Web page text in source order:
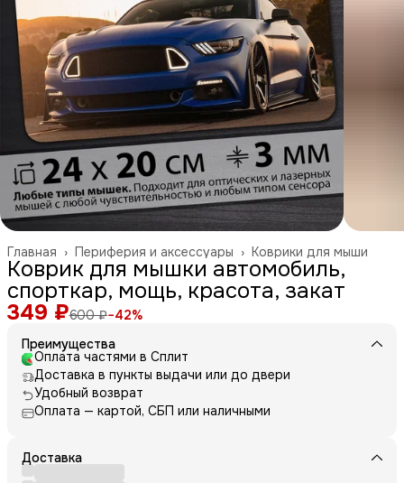
Коврики для мыши
Периферия и аксессуары ›
Главная ›
Коврик для мышки автомобиль,
спорткар, мощь, красота, закат
349 ₽600 ₽−42%
Преимущества
Оплата частями в Сплит
Доставка в пункты выдачи или до двери
Удобный возврат
Оплата — картой, СБП или наличными
Доставка